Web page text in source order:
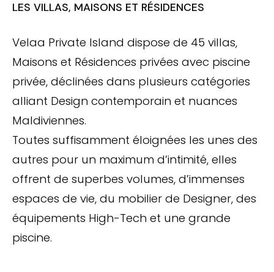
LES VILLAS, MAISONS ET RÉSIDENCES
Velaa Private Island dispose de 45 villas,
Maisons et Résidences privées avec piscine
privée, déclinées dans plusieurs catégories
alliant Design contemporain et nuances
Maldiviennes.
Toutes suffisamment éloignées les unes des
autres pour un maximum d’intimité, elles
offrent de superbes volumes, d’immenses
espaces de vie, du mobilier de Designer, des
équipements High-Tech et une grande
piscine.